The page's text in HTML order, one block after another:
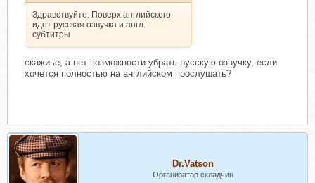
Здравствуйте. Поверх английского
идет русская озвучка и англ.
субтитры
скажиье, а нет возможности убрать русскую озвучку, если
хочется полностью на английском прослушать?
Dr.Vatson
Организатор складчин